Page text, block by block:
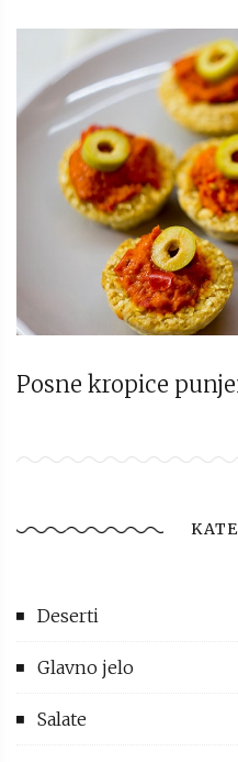
Posne kropice
Deserti
Glavno jelo
Salate